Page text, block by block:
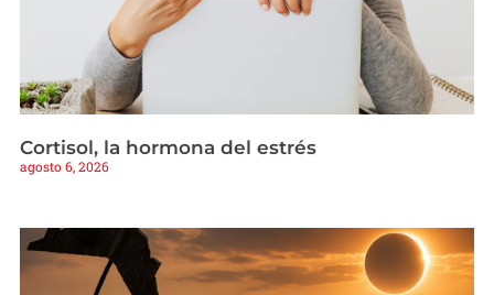
Cortisol, la hormona del estrés
agosto 6, 2026